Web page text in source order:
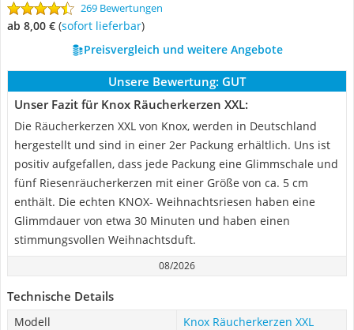
269 Bewertungen
ab 8,00 € ( Sofort lieferbar)
Preisvergleich und weitere Angebote
Unsere Bewertung: GUT
Unser Fazit für Knox Räucherkerzen XXL:
Die Räucherkerzen XXL von Knox, werden in Deutschland
hergestellt und sind in einer 2er Packung erhältlich. Uns ist
positiv aufgefallen, dass jede Packung eine Glimmschale und
fünf Riesenräucherkerzen mit einer Größe von ca. 5 cm
enthält. Die echten KNOX- Weihnachtsriesen haben eine
Glimmdauer von etwa 30 Minuten und haben einen
stimmungsvollen Weihnachtsduft.
08/2026
Technische Details
Modell
Knox Räucherkerzen XXL